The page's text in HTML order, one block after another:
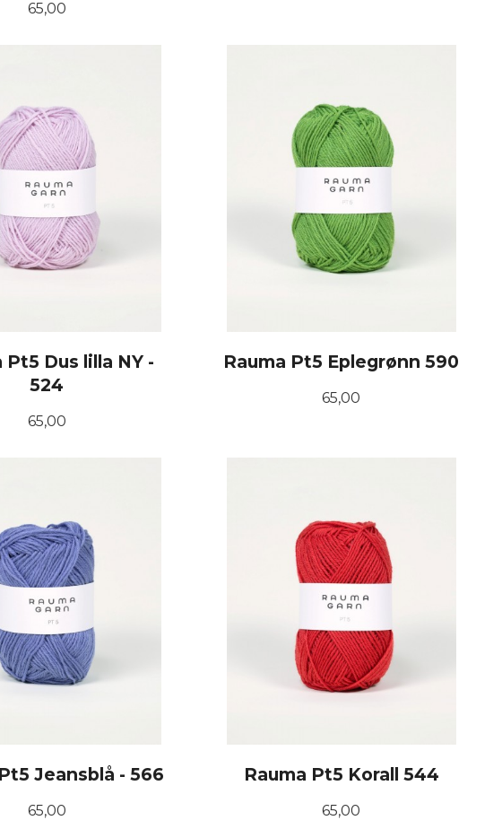
Pris
65,00
Pt5 Dus lilla NY -
524
Pris
65,00
Rauma Pt5 Eplegrønn 590
Pris
65,00
Jeansblå - 566
Pris
65,00
Rauma Pt5 Korall 544
Pris
65,00